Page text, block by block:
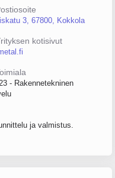
3, 67800, Kokkola
kotisivut
- Rakennetekninen
ja valmistus.